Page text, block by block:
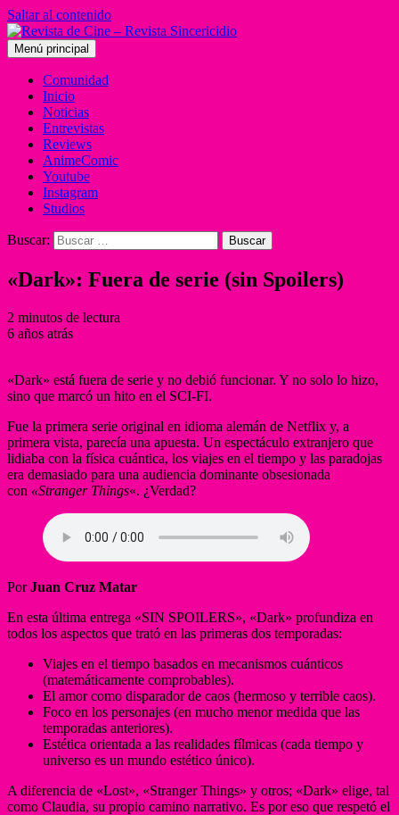
Saltar al contenido
Menú principal
Comunidad
Inicio
Noticias
Entrevistas
Reviews
AnimeComic
Youtube
Instagram
Studios
Buscar:
«Dark»: Fuera de serie (sin Spoilers)
2 minutos de lectura
6 años atrás
«Dark» está fuera de serie y no debió funcionar. Y no solo lo hizo,
sino que marcó un hito en el SCI-FI.
Fue la primera serie original en idioma alemán de Netflix y, a
primera vista, parecía una apuesta. Un espectáculo extranjero que
lidiaba con la física cuántica, los viajes en el tiempo y las paradojas
era demasiado para una audiencia dominante obsesionada
con «Stranger Things«. ¿Verdad?
PorJuan Cruz Matar
En esta última entrega «SIN SPOILERS», «Dark» profundiza en
todos los aspectos que trató en las primeras dos temporadas:
Viajes en el tiempo basados en mecanismos cuánticos
(matemáticamente comprobables).
El amor como disparador de caos (hermoso y terrible caos).
Foco en los personajes (en mucho menor medida que las
temporadas anteriores).
Estética orientada a las realidades fílmicas (cada tiempo y
universo es un mundo estético único).
A diferencia de «Lost», «Stranger Things» y otros; «Dark» elige, tal
como Claudia, su propio camino narrativo. Es por eso que respetó el